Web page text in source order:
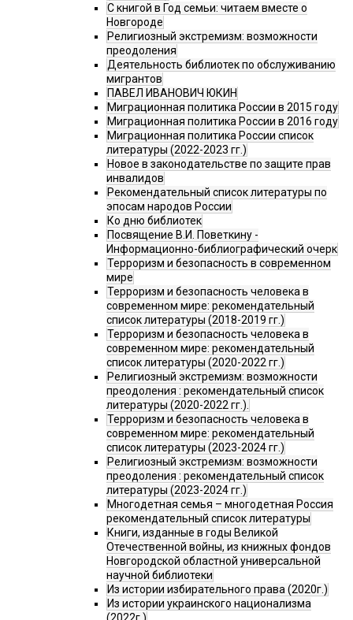
С книгой в Год семьи: читаем вместе о
Новгороде
Религиозный экстремизм: возможности
преодоления
Деятельность библиотек по обслуживанию
мигрантов
ПАВЕЛ ИВАНОВИЧ ЮКИН
Миграционная политика России в 2015 году
Миграционная политика России в 2016 году
Миграционная политика России список
литературы (2022-2023 гг.)
Новое в законодательстве по защите прав
инвалидов
Рекомендательный список литературы по
эпосам народов России
Ко дню библиотек
Посвящение В.И. Поветкину -
Информационно-библиографический очерк
Терроризм и безопасность в современном
мире
Терроризм и безопасность человека в
современном мире: рекомендательный
список литературы (2018-2019 гг.)
Терроризм и безопасность человека в
современном мире: рекомендательный
список литературы (2020-2022 гг.)
Религиозный экстремизм: возможности
преодоления : рекомендательный список
литературы (2020-2022 гг.).
Терроризм и безопасность человека в
современном мире: рекомендательный
список литературы (2023-2024 гг.)
Религиозный экстремизм: возможности
преодоления : рекомендательный список
литературы (2023-2024 гг.)
Многодетная семья – многодетная Россия
рекомендательный список литературы
Книги, изданные в годы Великой
Отечественной войны, из книжных фондов
Новгородской областной универсальной
научной библиотеки
Из истории избирательного права (2020г.)
Из истории украинского национализма